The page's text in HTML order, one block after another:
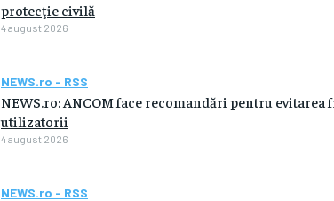
protecţie civilă
4 august 2026
NEWS.ro - RSS
NEWS.ro: ANCOM face recomandări pentru
utilizatorii
4 august 2026
NEWS.ro - RSS